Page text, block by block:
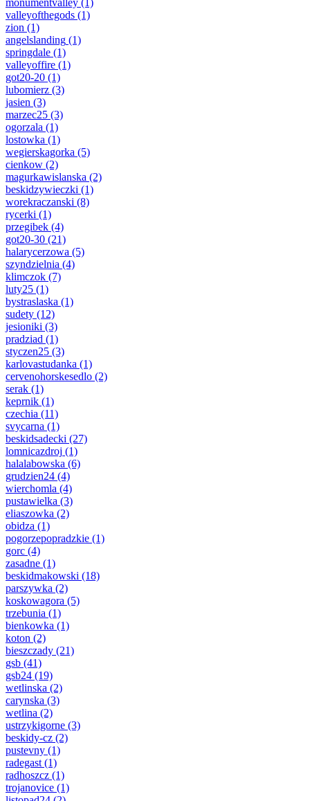
monumentvalley (1)
valleyofthegods (1)
zion (1)
angelslanding (1)
springdale (1)
valleyoffire (1)
got20-20 (1)
lubomierz (3)
jasien (3)
marzec25 (3)
ogorzala (1)
lostowka (1)
wegierskagorka (5)
cienkow (2)
magurkawislanska (2)
beskidzywieczki (1)
worekraczanski (8)
rycerki (1)
przegibek (4)
got20-30 (21)
halarycerzowa (5)
szyndzielnia (4)
klimczok (7)
luty25 (1)
bystraslaska (1)
sudety (12)
jesioniki (3)
pradziad (1)
styczen25 (3)
karlovastudanka (1)
cervenohorskesedlo (2)
serak (1)
keprnik (1)
czechia (11)
svycarna (1)
beskidsadecki (27)
lomnicazdroj (1)
halalabowska (6)
grudzien24 (4)
wierchomla (4)
pustawielka (3)
eliaszowka (2)
obidza (1)
pogorzepopradzkie (1)
gorc (4)
zasadne (1)
beskidmakowski (18)
parszywka (2)
koskowagora (5)
trzebunia (1)
bienkowka (1)
koton (2)
bieszczady (21)
gsb (41)
gsb24 (19)
wetlinska (2)
carynska (3)
wetlina (2)
ustrzykigorne (3)
beskidy-cz (2)
pustevny (1)
radegast(1)
radhoszcz (1)
trojanovice (1)